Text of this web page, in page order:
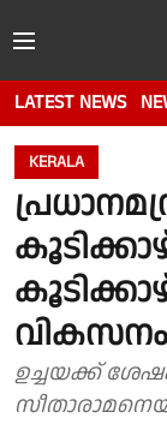
LATEST NEWS
KERALA
ഉച്ചയക്ക് ശേഷം